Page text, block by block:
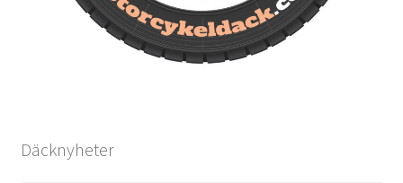
Däcknyheter